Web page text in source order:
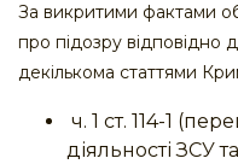
За викритими фактами
про підозру відповідно
декількома статтями
ч. 1 ст. 114-1
діяльності ЗСУ